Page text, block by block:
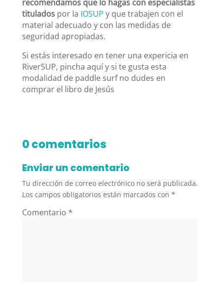
recomendamos que lo hagas con especialistas
tituladospor la IOSUP y que trabajen con el
material adecuado y con las medidas de
seguridad apropiadas.
Si estás interesado en tener una expericia en
RiverSUP, pincha aquí y si te gusta esta
modalidad de paddle surf no dudes en
comprar el libro de Jesús
0 comentarios
Enviar un comentario
Tu dirección de correo electrónico no será publicada.
Los campos obligatorios están marcados con *
Comentario *